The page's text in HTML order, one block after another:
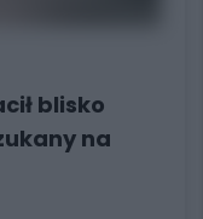
blisko
na